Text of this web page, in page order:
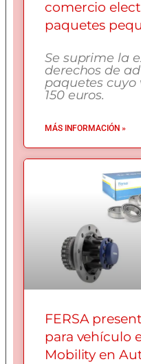
comercio
paquetes
Se suprime la
derechos de
paquetes cuyo
150 euros.
MÁS INFORMACIÓN »
FERSA
para vehículo
Mobility en